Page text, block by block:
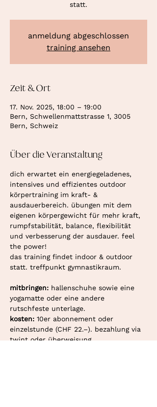
statt.
anmeldung abgeschlossen
training ansehen
Zeit & Ort
17. Nov. 2025, 18:00 – 19:00
Bern, Schwellenmattstrasse 1, 3005
Bern, Schweiz
Über die Veranstaltung
dich erwartet ein energiegeladenes,
intensives und effizientes outdoor
körpertraining im kraft- &
ausdauerbereich. übungen mit dem
eigenen körpergewicht für mehr kraft,
rumpfstabilität, balance, flexibilität
und verbesserung der ausdauer. feel
the power!
das training findet indoor & outdoor
statt. treffpunkt gymnastikraum.
mitbringen: hallenschuhe sowie eine
yogamatte oder eine andere
rutschfeste unterlage.
kosten: 10er abonnement oder
einzelstunde (CHF 22.–). bezahlung via
twint oder überweisung.